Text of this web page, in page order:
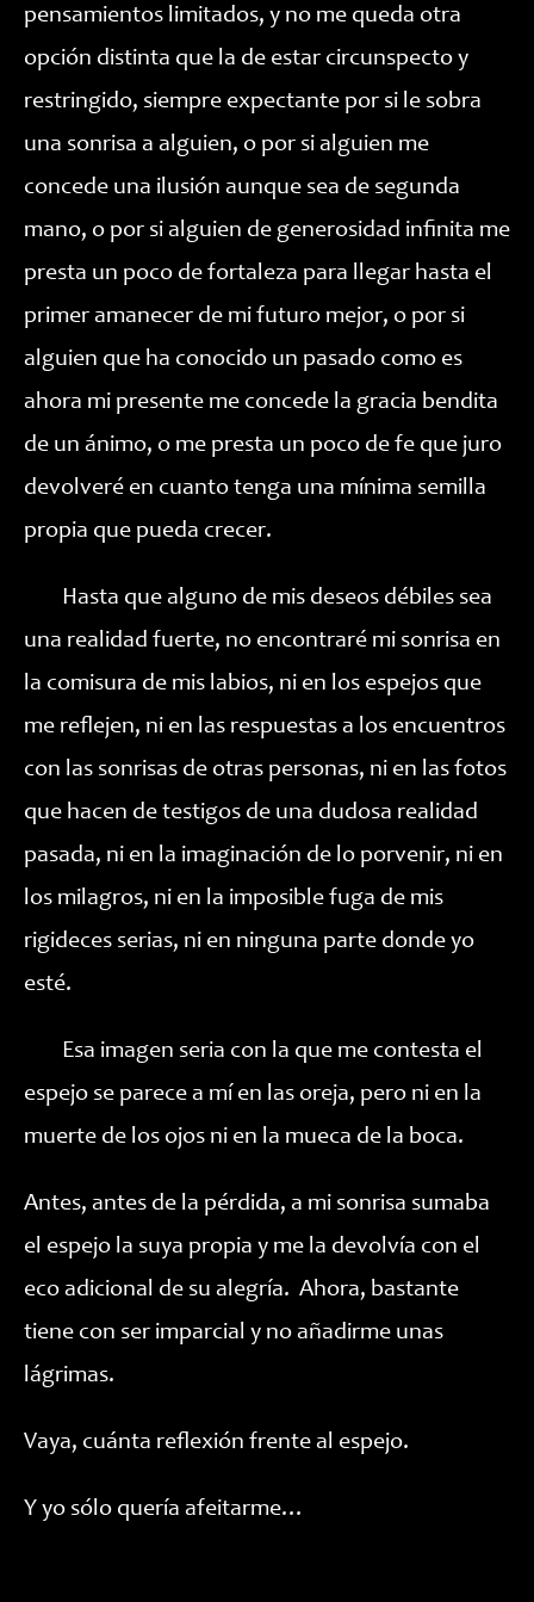
pensamientos limitados, y no me queda otra
opción distinta que la de estar circunspecto y
restringido, siempre expectante por si le sobra
una sonrisa a alguien, o por si alguien me
concede una ilusión aunque sea de segunda
mano, o por si alguien de generosidad infinita me
presta un poco de fortaleza para llegar hasta el
primer amanecer de mi futuro mejor, o por si
alguien que ha conocido un pasado como es
ahora mi presente me concede la gracia bendita
de un ánimo, o me presta un poco de fe que juro
devolveré en cuanto tenga una mínima semilla
propia que pueda crecer.
Hasta que alguno de mis deseos débiles sea
una realidad fuerte, no encontraré mi sonrisa en
la comisura de mis labios, ni en los espejos que
me reflejen, ni en las respuestas a los encuentros
con las sonrisas de otras personas, ni en las fotos
que hacen de testigos de una dudosa realidad
pasada, ni en la imaginación de lo porvenir, ni en
los milagros, ni en la imposible fuga de mis
rigideces serias, ni en ninguna parte donde yo
esté.
Esa imagen seria con la que me contesta el
espejo se parece a mí en las oreja, pero ni en la
muerte de los ojos ni en la mueca de la boca.
Antes, antes de la pérdida, a mi sonrisa sumaba
el espejo la suya propia y me la devolvía con el
eco adicional de su alegría. Ahora, bastante
tiene con ser imparcial y no añadirme unas
lágrimas.
Vaya, cuánta reflexión frente al espejo.
Y yo sólo quería afeitarme…